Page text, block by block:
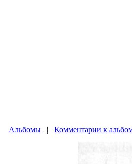
Альбомы | Комментарии к